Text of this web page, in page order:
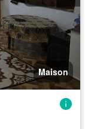
Maison